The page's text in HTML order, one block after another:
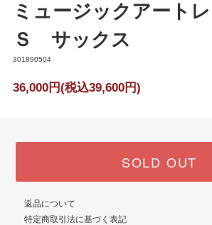
ミュージックアート
Ｓ サックス
301890504
36,000円(税込39,600円)
SOLD OUT
返品について
特定商取引法に基づく表記